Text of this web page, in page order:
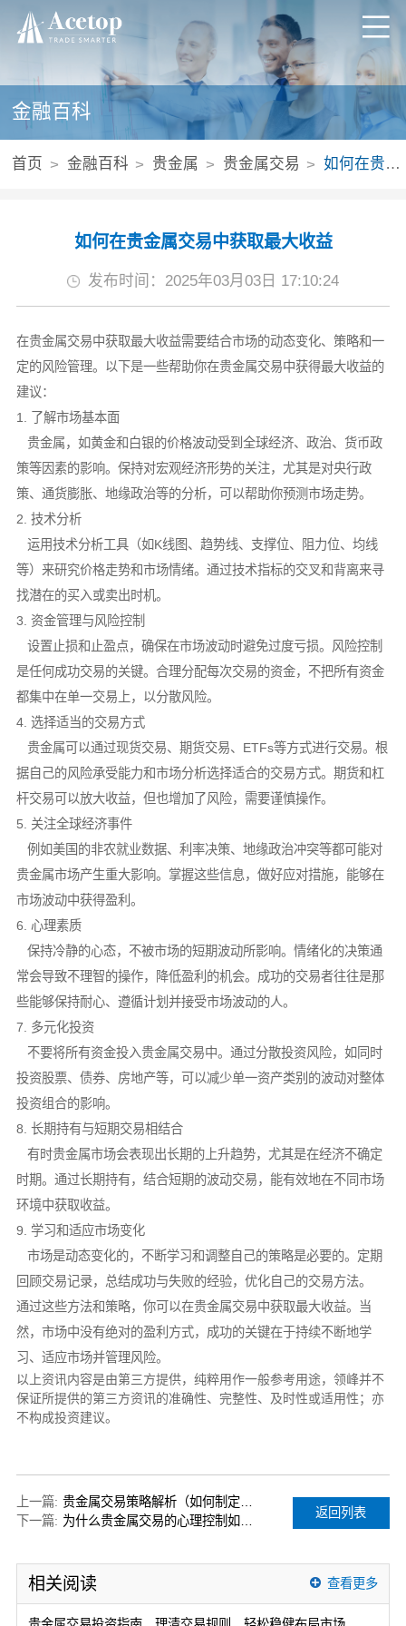
金融百科
首页 金融百科 贵金属 贵金属交易 如何在贵金属交易中获取最大收益
如何在贵金属交易中获取最大收益
发布时间：2025年03月03日 17:10:24
在贵金属交易中获取最大收益需要结合市场的动态变化、策略和一
定的风险管理。以下是一些帮助你在贵金属交易中获得最大收益的
建议：
1. 了解市场基本面
贵金属，如黄金和白银的价格波动受到全球经济、政治、货币政
策等因素的影响。保持对宏观经济形势的关注，尤其是对央行政
策、通货膨胀、地缘政治等的分析，可以帮助你预测市场走势。
2. 技术分析
运用技术分析工具（如K线图、趋势线、支撑位、阻力位、均线
等）来研究价格走势和市场情绪。通过技术指标的交叉和背离来寻
找潜在的买入或卖出时机。
3. 资金管理与风险控制
设置止损和止盈点，确保在市场波动时避免过度亏损。风险控制
是任何成功交易的关键。合理分配每次交易的资金，不把所有资金
都集中在单一交易上，以分散风险。
4. 选择适当的交易方式
贵金属可以通过现货交易、期货交易、ETFs等方式进行交易。根
据自己的风险承受能力和市场分析选择适合的交易方式。期货和杠
杆交易可以放大收益，但也增加了风险，需要谨慎操作。
5. 关注全球经济事件
例如美国的非农就业数据、利率决策、地缘政治冲突等都可能对
贵金属市场产生重大影响。掌握这些信息，做好应对措施，能够在
市场波动中获得盈利。
6. 心理素质
保持冷静的心态，不被市场的短期波动所影响。情绪化的决策通
常会导致不理智的操作，降低盈利的机会。成功的交易者往往是那
些能够保持耐心、遵循计划并接受市场波动的人。
7. 多元化投资
不要将所有资金投入贵金属交易中。通过分散投资风险，如同时
投资股票、债券、房地产等，可以减少单一资产类别的波动对整体
投资组合的影响。
8. 长期持有与短期交易相结合
有时贵金属市场会表现出长期的上升趋势，尤其是在经济不确定
时期。通过长期持有，结合短期的波动交易，能有效地在不同市场
环境中获取收益。
9. 学习和适应市场变化
市场是动态变化的，不断学习和调整自己的策略是必要的。定期
回顾交易记录，总结成功与失败的经验，优化自己的交易方法。
通过这些方法和策略，你可以在贵金属交易中获取最大收益。当
然，市场中没有绝对的盈利方式，成功的关键在于持续不断地学
习、适应市场并管理风险。
以上资讯内容是由第三方提供，纯粹用作一般参考用途，领峰并不
保证所提供的第三方资讯的准确性、完整性、及时性或适用性；亦
不构成投资建议。
上一篇:
贵金属交易策略解析（如何制定有效的贵金属投资计划）
下一篇:
为什么贵金属交易的心理控制如此重要？
返回列表
相关阅读 查看更多